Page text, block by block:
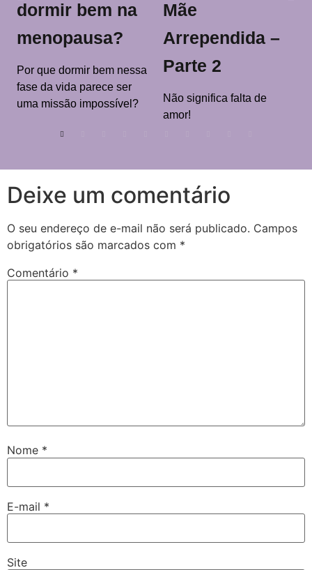
dormir bem na
menopausa?
Por que dormir bem nessa
fase da vida parece ser
uma missão impossível?
Mãe
Arrependida –
Parte 2
Não significa falta de
amor!
Deixe um comentário
O seu endereço de e-mail não será publicado. Campos
obrigatórios são marcados com *
Comentário *
Nome *
E-mail *
Site